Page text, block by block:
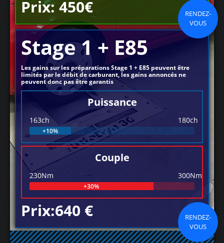
Prix: 450€
RENDEZ-
VOUS
Stage 1 + E85
Les gains sur les préparations Stage 1 + E85 peuvent être
limités par le débit de carburant, les gains annoncés ne
peuvent donc pas être garantis
Puissance
163ch 180ch
+10%
Couple
230Nm 300Nm
+30%
Prix:640 €
RENDEZ-
VOUS